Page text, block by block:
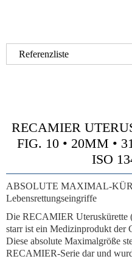
Referenzliste
RECAMIER
FIG. 10 • 20MM •
ISO
ABSOLUTE MAXIMAL-
Lebensrettungseingriffe
Die RECAMIER Uteruskürette
starr ist ein Medizinprodukt der
Diese absolute Maximalgröße
RECAMIER-Serie dar und